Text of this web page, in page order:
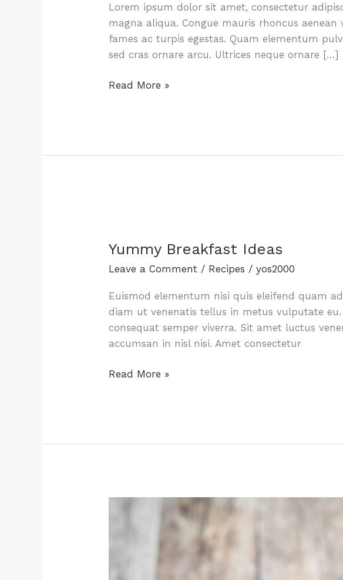
Lorem ipsum dolor sit amet, consectetur
magna aliqua. Congue mauris rhoncus
fames ac turpis egestas. Quam elementum
sed cras ornare arcu. Ultrices neque ornare […]
Easy
Read More »
Yummy Breakfast Ideas
Leave a Comment / Recipes /yos2000
Euismod elementum nisi quis eleifend quam
diam ut venenatis tellus in metus vulputate
consequat semper viverra. Sit amet luctus
accumsan in nisl nisi. Amet consectetur
Yummy
Read More »